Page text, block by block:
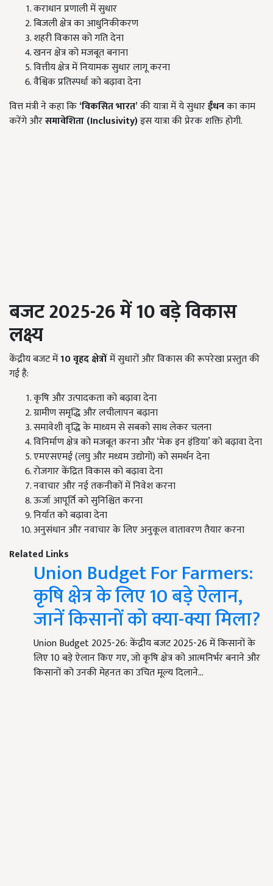
कराधान प्रणाली में सुधार
बिजली क्षेत्र का आधुनिकीकरण
शहरी विकास को गति देना
खनन क्षेत्र को मजबूत बनाना
वित्तीय क्षेत्र में नियामक सुधार लागू करना
वैश्विक प्रतिस्पर्धा को बढ़ावा देना
वित्त मंत्री ने कहा कि‘विकसित भारत’की यात्रा में ये सुधारईंधनका काम
करेंगे औरसमावेशिता (Inclusivity)इस यात्रा की प्रेरक शक्ति होगी.
बजट 2025-26में 10बड़े विकास
लक्ष्य
केंद्रीय बजट में10वृहद क्षेत्रोंमें सुधारों और विकास की रूपरेखा प्रस्तुत की
गई है:
कृषि और उत्पादकता को बढ़ावा देना
ग्रामीण समृद्धि और लचीलापन बढ़ाना
समावेशी वृद्धि के माध्यम से सबको साथ लेकर चलना
विनिर्माण क्षेत्र को मजबूत करना और ‘मेक इन इंडिया’ को बढ़ावा देना
एमएसएमई (लघु और मध्यम उद्योगों) को समर्थन देना
रोजगार केंद्रित विकास को बढ़ावा देना
नवाचार और नई तकनीकों में निवेश करना
ऊर्जा आपूर्ति को सुनिश्चित करना
निर्यात को बढ़ावा देना
अनुसंधान और नवाचार के लिए अनुकूल वातावरण तैयार करना
Related Links
Union Budget For Farmers:
कृषि क्षेत्र के लिए 10 बड़े ऐलान,
जानें किसानों को क्या-क्या मिला?
Union Budget 2025-26: केंद्रीय बजट 2025-26 में किसानों के
लिए 10 बड़े ऐलान किए गए, जो कृषि क्षेत्र को आत्मनिर्भर बनाने और
किसानों को उनकी मेहनत का उचित मूल्य दिलाने…